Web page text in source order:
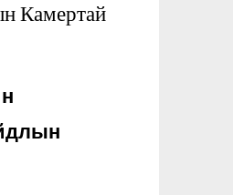
Камертай